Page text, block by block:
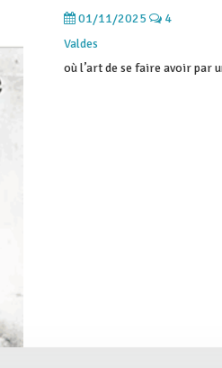
01/11/2025
4
Valdes
où l’art de se faire avoir par